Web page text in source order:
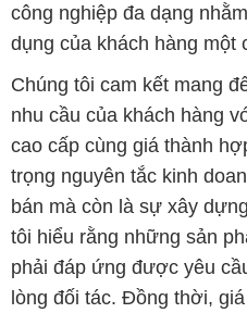
công nghiệp đa dạng
dụng của khách hàng một
Chúng tôi cam kết mang
nhu cầu của khách hàng
cao cấp cùng giá thành
trọng nguyên tắc kinh
bán mà còn là sự xây
tôi hiểu rằng những sản
phải đáp ứng được yêu
lòng đối tác. Đồng thời,